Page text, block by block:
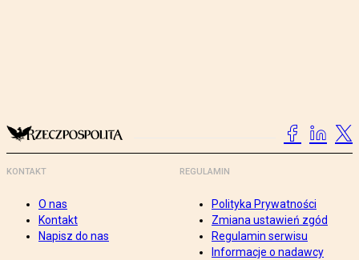
KONTAKT
O nas
Kontakt
Napisz do nas
REGULAMIN
Polityka Prywatności
Zmiana ustawień zgód
Regulamin serwisu
Informacje o nadawcy